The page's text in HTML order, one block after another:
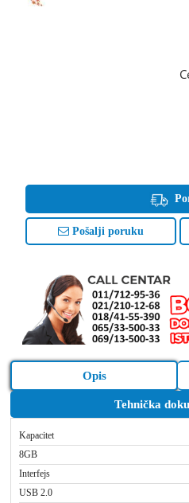
Pošalji poruku
Opis
Tehnička
Kapacitet
8GB
Interfejs
USB 2.0